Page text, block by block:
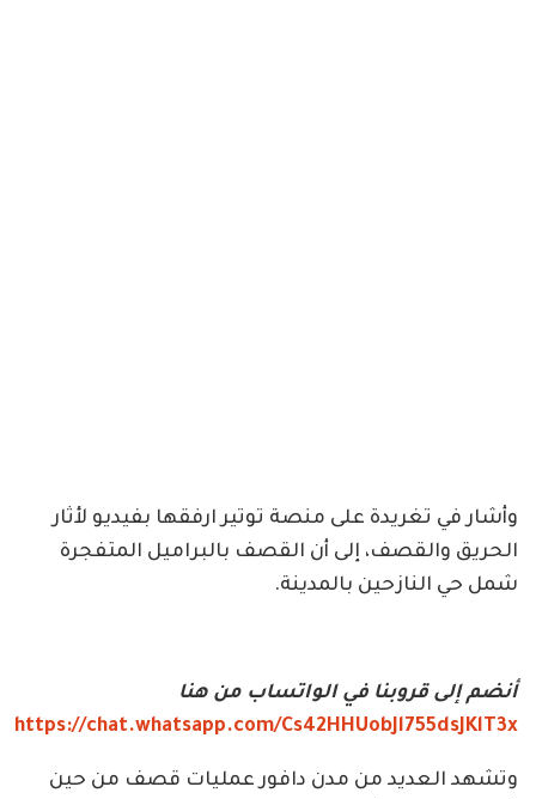
وأشار في تغريدة على منصة توتير ارفقها بفيديو لأثار
الحريق والقصف، إلى أن القصف بالبراميل المتفجرة
شمل حي النازحين بالمدينة.
أنضم إلى قروبنا في الواتساب من هنا
https://chat.whatsapp.com/Cs42HHUobJl755dsJKlT3x
وتشهد العديد من مدن دافور عمليات قصف من حين